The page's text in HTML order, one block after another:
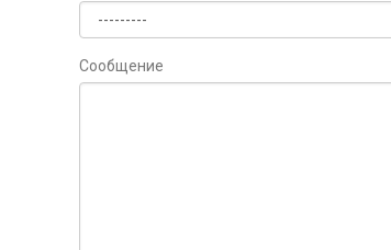
Сообщение